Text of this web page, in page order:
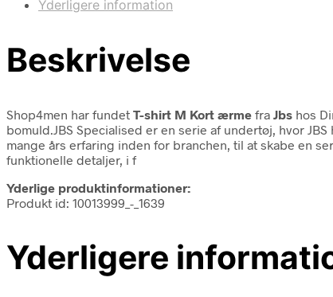
Yderligere information
Beskrivelse
Shop4men har fundet T-shirt M Kort ærme fra Jbs hos
bomuld.JBS Specialised er en serie af undertøj, hvor
mange års erfaring inden for branchen, til at skabe en
funktionelle detaljer, i f
Yderlige produktinformationer:
Produkt id: 10013999_-_1639
Yderligere